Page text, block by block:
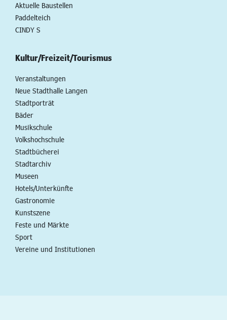
Aktuelle Baustellen
Paddelteich
CINDY S
Kultur/Freizeit/Tourismus
Veranstaltungen
Neue Stadthalle Langen
Stadtporträt
Bäder
Musikschule
Volkshochschule
Stadtbücherei
Stadtarchiv
Museen
Hotels/Unterkünfte
Gastronomie
Kunstszene
Feste und Märkte
Sport
Vereine und Institutionen